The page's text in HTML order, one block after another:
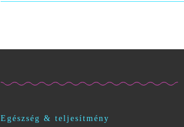
Egészség & teljesítmény